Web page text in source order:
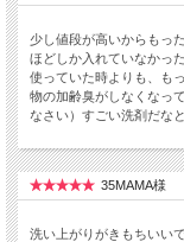
少し値段が高いからもっ
ほどしか入れていなかっ
使っていた時よりも、も
物の加齢臭がしなくなっ
なさい）すごい洗剤だな
35MAMA様
洗い上がりがきもちいい